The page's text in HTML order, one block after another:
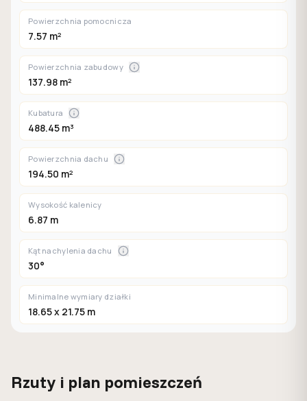
Powierzchnia pomocnicza
7.57 m²
Powierzchnia zabudowy
137.98 m²
Kubatura
488.45 m³
Powierzchnia dachu
194.50 m²
Wysokość kalenicy
6.87 m
Kąt nachylenia dachu
30°
Minimalne wymiary działki
18.65 x 21.75 m
Rzuty i plan pomieszczeń